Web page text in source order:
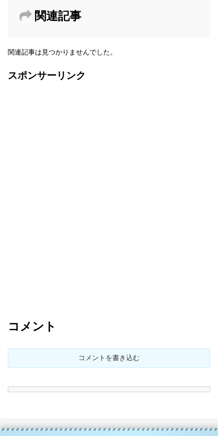
関連記事
関連記事は見つかりませんでした。
スポンサーリンク
コメント
コメントを書き込む